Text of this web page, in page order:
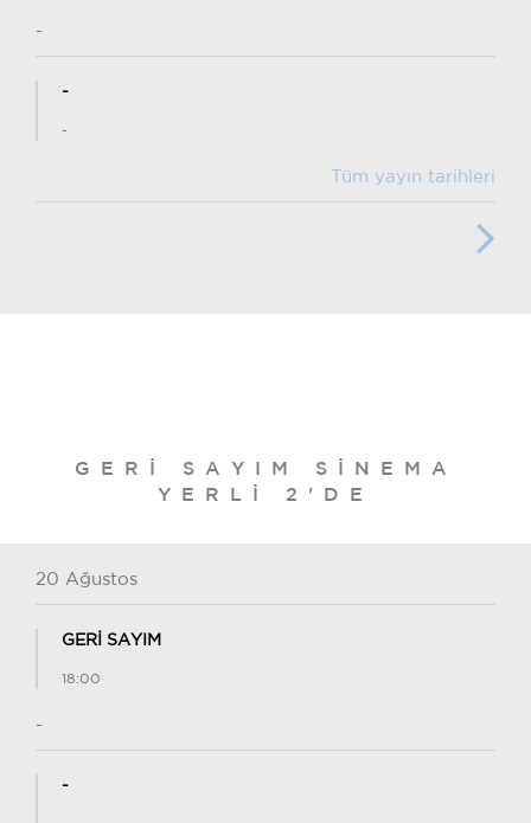
-
-
-
Tüm yayın tarihleri
GERİ SAYIM SINEMA
YERLI 2'DE
20 Ağustos
GERİ SAYIM
18:00
-
-